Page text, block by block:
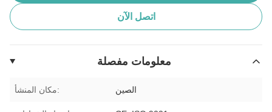
اتصل الآن
معلومات مفصلة
مكان المنشأ: الصين